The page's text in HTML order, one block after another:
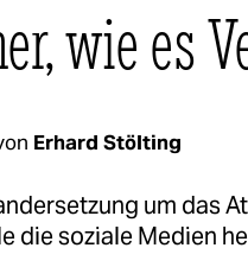
wie es
Erhard Stölting
um das
die soziale Medien